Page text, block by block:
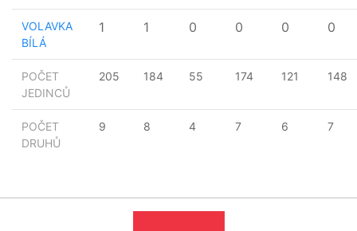
POČET
JEDINCŮ
205 184 55 174 121 148
POČET
DRUHŮ
9 8 4 7 6 7
VOLAVKA
BÍLÁ
1 1 0 0 0 0